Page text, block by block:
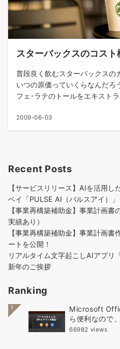
スターバックスのコスト
普段良く飲むスターバックスの
いつの原価っていくらなんだろ
フェ･ラテのトールをエキスト
2009-06-03
Recent Posts
【サービスリリース】AIを活用
ベイ「PULSE AI（パルスアイ）」
【事業再構築補助金】事業計画
実績あり）
【事業再構築補助金】事業計画
ートを公開！
リアルタイム文字起こしAIアプリ
新年のご挨拶
Ranking
1
Microsoft
ら便利なので
66982 views